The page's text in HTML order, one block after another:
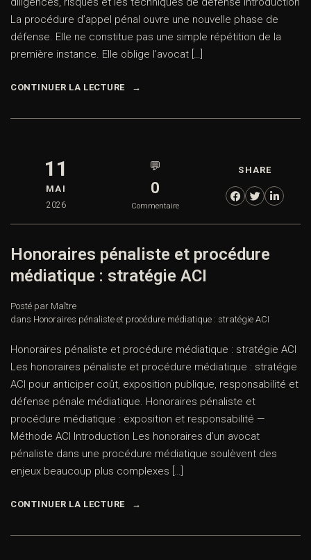
La procédure d’appel pénal ouvre une nouvelle phase de
défense. Elle ne constitue pas une simple répétition de la
première instance. Elle oblige l’avocat […]
CONTINUER LA LECTURE
11
MAI
2026
💬
0
Commentaire
SHARE
Honoraires pénaliste et procédure
médiatique : stratégie ACI
Posté par Maître
dans Honoraires pénaliste et procédure médiatique : stratégie ACI
Honoraires pénaliste et procédure médiatique : stratégie ACI
Les honoraires pénaliste et procédure médiatique : stratégie
ACI pour anticiper coût, exposition publique, responsabilité et
défense pénale médiatique. Honoraires pénaliste et
procédure médiatique : exposition et responsabilité —
Méthode ACI Introduction Les honoraires d’un avocat
pénaliste dans une procédure médiatique soulèvent des
enjeux beaucoup plus complexes […]
CONTINUER LA LECTURE